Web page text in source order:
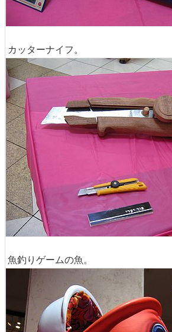
カッターナイフ。
魚釣りゲームの魚。